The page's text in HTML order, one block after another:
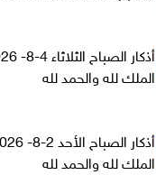
الملك لله والحمد لله
الملك لله والحمد لله